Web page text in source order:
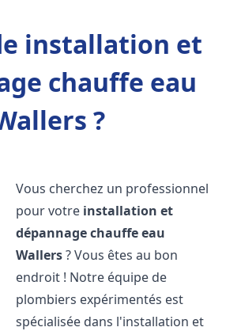
installation et
chauffe eau
?
Vous cherchez un professionnel
pour votre installation et
dépannage chauffe eau
Wallers? Vous êtes au bon
endroit ! Notre équipe de
plombiers expérimentés est
spécialisée dans l'installation et